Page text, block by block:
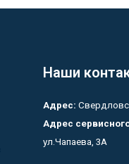
Наши
Адрес:
Адрес
ул.Чапаева, 3А